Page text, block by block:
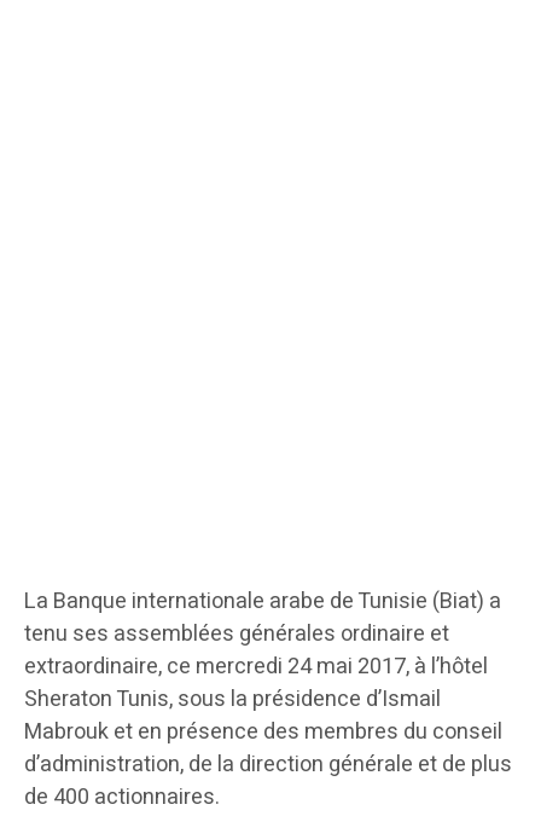
La Banque internationale arabe de Tunisie (Biat) a
tenu ses assemblées générales ordinaire et
extraordinaire, ce mercredi 24 mai 2017, à l’hôtel
Sheraton Tunis, sous la présidence d’Ismail
Mabrouk et en présence des membres du conseil
d’administration, de la direction générale et de plus
de 400 actionnaires.